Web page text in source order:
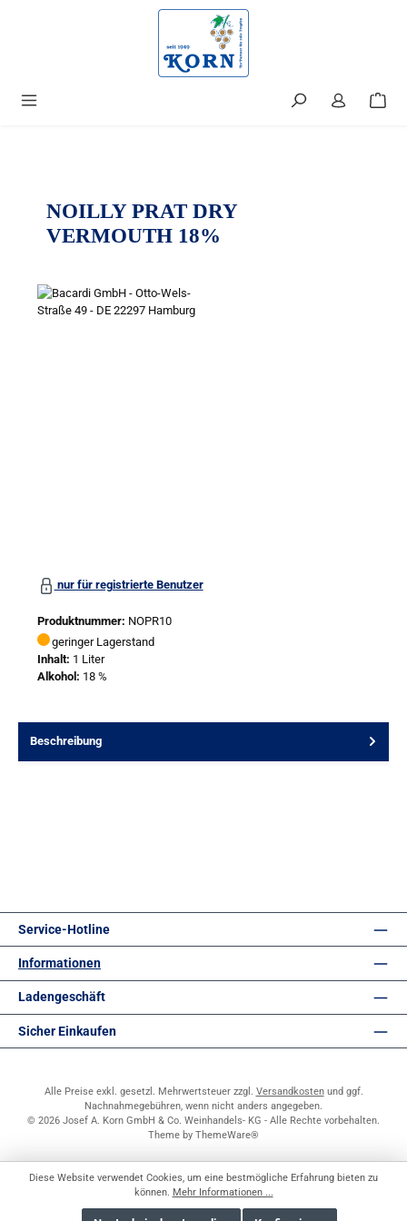
NOILLY PRAT DRY
VERMOUTH 18%
nur für registrierte Benutzer
Produktnummer: NOPR10
geringer Lagerstand
Inhalt: 1 Liter
Alkohol: 18 %
Beschreibung
Service-Hotline
Informationen
Ladengeschäft
Sicher Einkaufen
Alle Preise exkl. gesetzl. Mehrwertsteuer zzgl. Versandkostenund ggf.
Nachnahmegebühren, wenn nicht anders angegeben.
© 2026 Josef A. Korn GmbH & Co. Weinhandels- KG - Alle Rechte vorbehalten.
Theme by ThemeWare®
Diese Website verwendet Cookies, um eine bestmögliche Erfahrung bieten zu
können. Mehr Informationen ...